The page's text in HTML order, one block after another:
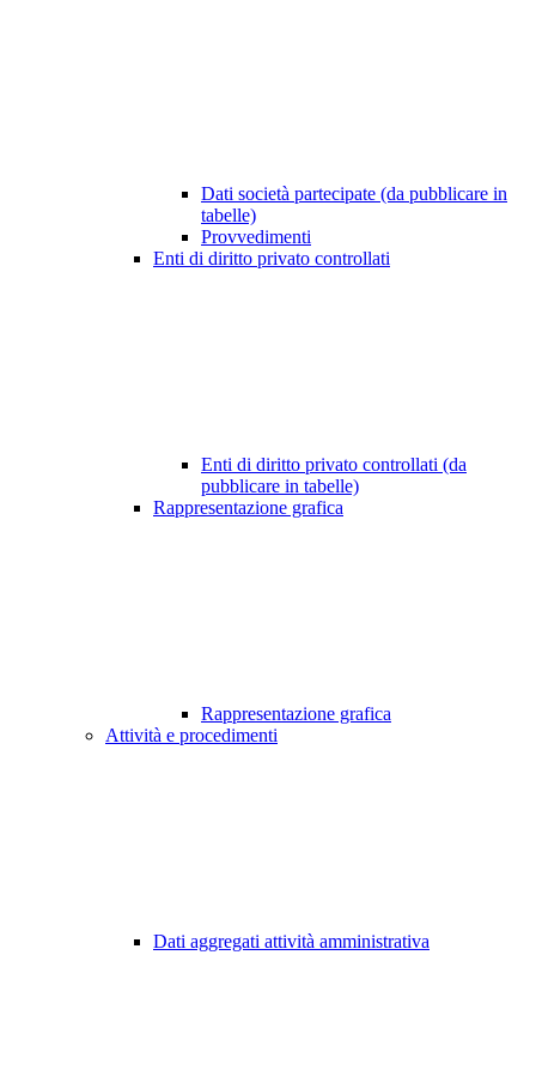
Dati società partecipate (da pubblicare in
tabelle)
Provvedimenti
Enti di diritto privato controllati
Enti di diritto privato controllati (da
pubblicare in tabelle)
Rappresentazione grafica
Rappresentazione grafica
Attività e procedimenti
Dati aggregati attività amministrativa